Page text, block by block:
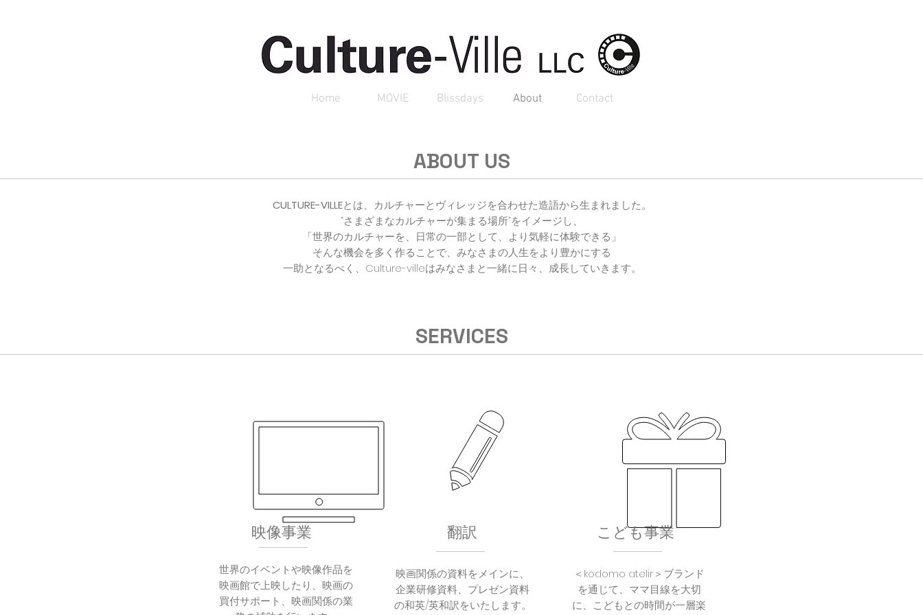
Home MOVIE Blissdays About Contact
ABOUT US
CULTURE-VILLEとは、カルチャーとヴィレッジを合わせた造語から生まれました。
”さまざまなカルチャーが集まる場所”をイメージし、
「世界のカルチャーを、日常の一部として、より気軽に体験できる」
そんな機会を多く作ることで、みなさまの人生をより豊かにする
一助となるべく、Culture-villeはみなさまと一緒に日々、成長していきます。
SERVICES
映像事業 翻訳 こども事業
世界のイベントや映像作品を
映画館で上映したり、映画の
買付サポート、映画関係の業
映画関係の資料をメインに、
企業研修資料、プレゼン資料
の和英/英和訳をいたします。
＜kodomo atelir＞ブランド
を通じて、ママ目線を大切
に、こどもとの時間が一層楽